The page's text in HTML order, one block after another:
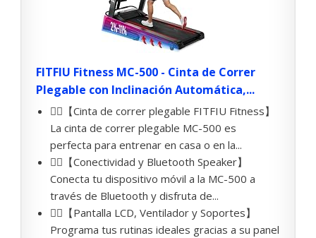
FITFIU Fitness MC-500 - Cinta de Correr
Plegable con Inclinación Automática,...
🏃‍♂️【Cinta de correr plegable FITFIU Fitness】
La cinta de correr plegable MC-500 es
perfecta para entrenar en casa o en la...
🏃‍♂️【Conectividad y Bluetooth Speaker】
Conecta tu dispositivo móvil a la MC-500 a
través de Bluetooth y disfruta de...
🏃‍♂️【Pantalla LCD, Ventilador y Soportes】
Programa tus rutinas ideales gracias a su panel